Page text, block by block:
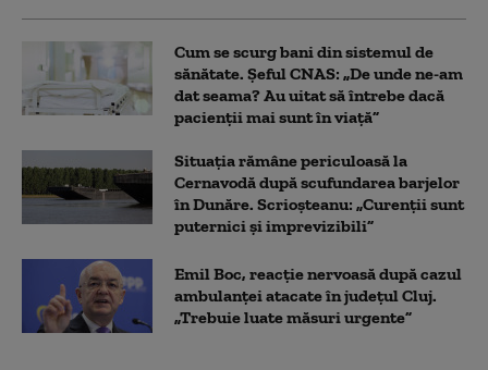
Cum se scurg bani din sistemul de
sănătate. Șeful CNAS: „De unde ne-am
dat seama? Au uitat să întrebe dacă
pacienții mai sunt în viață”
Situația rămâne periculoasă la
Cernavodă după scufundarea barjelor
în Dunăre. Scrioșteanu: „Curenții sunt
puternici și imprevizibili”
Emil Boc, reacție nervoasă după cazul
ambulanței atacate în județul Cluj.
„Trebuie luate măsuri urgente”